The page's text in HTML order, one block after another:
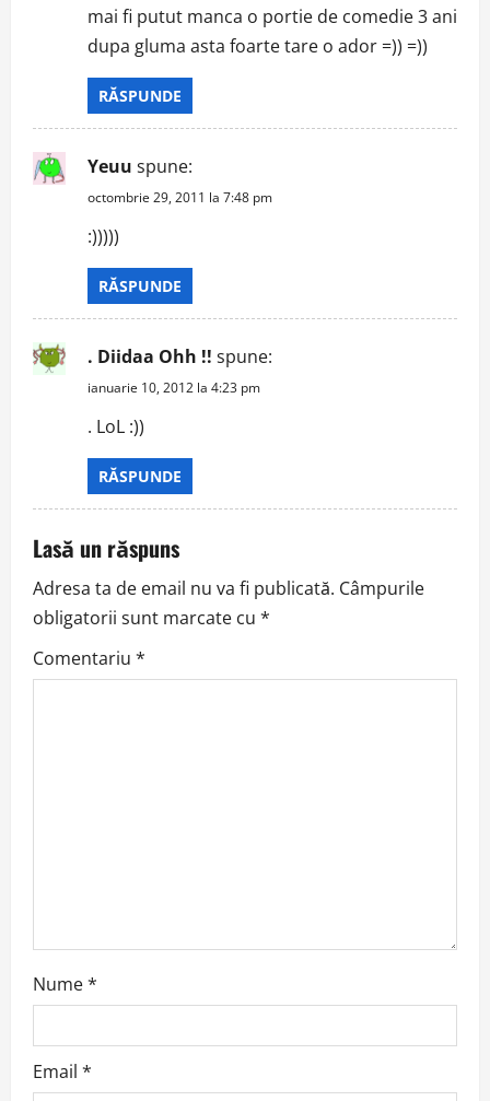
mai fi putut manca o portie de comedie 3 ani
dupa gluma asta foarte tare o ador =)) =))
RĂSPUNDE
Yeuu spune:
octombrie 29, 2011 la 7:48 pm
:)))))
RĂSPUNDE
. Diidaa Ohh !! spune:
ianuarie 10, 2012 la 4:23 pm
. LoL :))
RĂSPUNDE
Lasă un răspuns
Adresa ta de email nu va fi publicată. Câmpurile
obligatorii sunt marcate cu *
Comentariu *
Nume*
Email *